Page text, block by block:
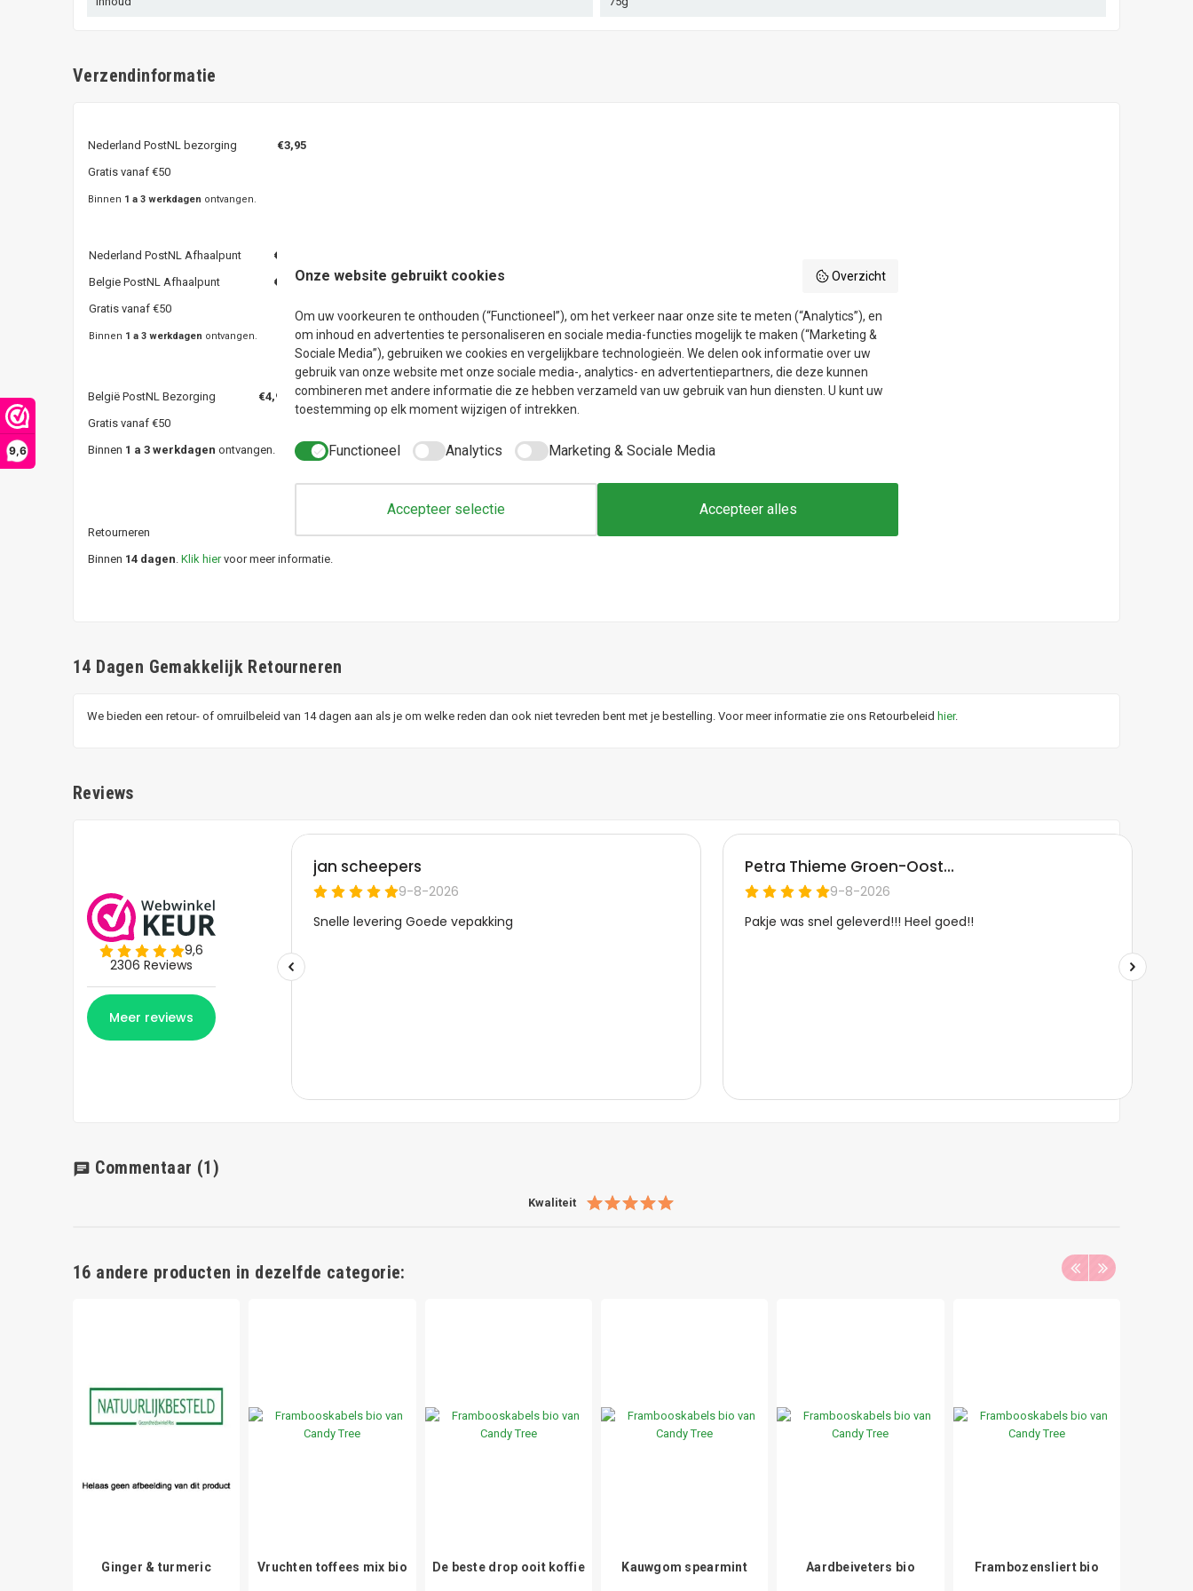
9,6
Verzendinformatie
Nederland PostNL bezorging €3,95
Gratis vanaf €50
Binnen 1 a 3 werkdagen ontvangen.
Nederland PostNL Afhaalpunt €3,95
Belgie PostNL Afhaalpunt
€4,95
Gratis vanaf €50
Binnen 1 a 3 werkdagen ontvangen.
België PostNL Bezorging €4,95
Gratis vanaf €50
Binnen 1 a 3 werkdagen ontvangen.
Retourneren
Binnen 14 dagen. Klik hiervoor meer informatie.
14 Dagen Gemakkelijk Retourneren
We bieden een retour- of omruilbeleid van 14 dagen aan als je om welke reden dan ook niet tevreden bent met je bestelling. Voor meer informatie zie ons Retourbeleid hier.
Reviews
chat Commentaar (1)
Kwaliteit
16 andere producten in dezelfde categorie:
Ginger & turmeric Vruchten toffees mix bio De beste drop ooit koffie Kauwgom spearmint Aardbeiveters bio Frambozensliert bio
Onze website gebruikt cookies Overzicht
Om uw voorkeuren te onthouden (“Functioneel”), om het verkeer naar onze site te meten (“Analytics”), en
om inhoud en advertenties te personaliseren en sociale media-functies mogelijk te maken (“Marketing &
Sociale Media”), gebruiken we cookies en vergelijkbare technologieën. We delen ook informatie over uw
gebruik van onze website met onze sociale media-, analytics- en advertentiepartners, die deze kunnen
combineren met andere informatie die ze hebben verzameld van uw gebruik van hun diensten. U kunt uw
toestemming op elk moment wijzigen of intrekken.
Functioneel Analytics Marketing & Sociale Media
Accepteer selectie Accepteer alles